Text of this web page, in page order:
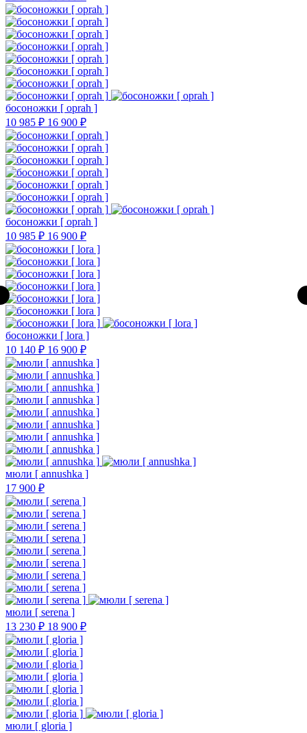
босоножки [ oprah ]
10 985 ₽ 16 900 ₽
босоножки [ oprah ]
10 985 ₽ 16 900 ₽
босоножки [ lora ]
10 140 ₽ 16 900 ₽
мюли [ annushka ]
17 900 ₽
мюли [ serena ]
13 230 ₽ 18 900 ₽
мюли [ gloria ]